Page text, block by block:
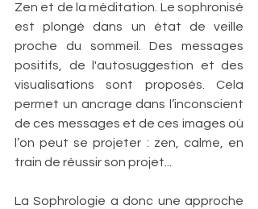
Zen et de la méditation. Le sophronisé
est plongé dans un état de veille
proche du sommeil. Des messages
positifs, de l'autosuggestion et des
visualisations sont proposés. Cela
permet un ancrage dans l’inconscient
de ces messages et de ces images où
l’on peut se projeter : zen, calme, en
train de réussir son projet...
La Sophrologie a donc une approche